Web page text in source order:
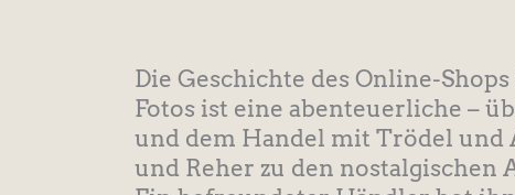
Die Geschichte des Online-
Fotos ist eine abenteuerliche –
und dem Handel mit Trödel
und Reher zu den